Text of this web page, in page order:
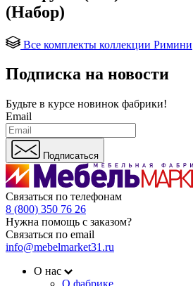
(Набор)
Все комплекты коллекции Римини
Подписка на новости
Будьте в курсе новинок фабрики!
Email
Подписаться
Связаться по телефонам
8 (800) 350 76 26
Нужна помощь с заказом?
Связаться по email
info@mebelmarket31.ru
О нас